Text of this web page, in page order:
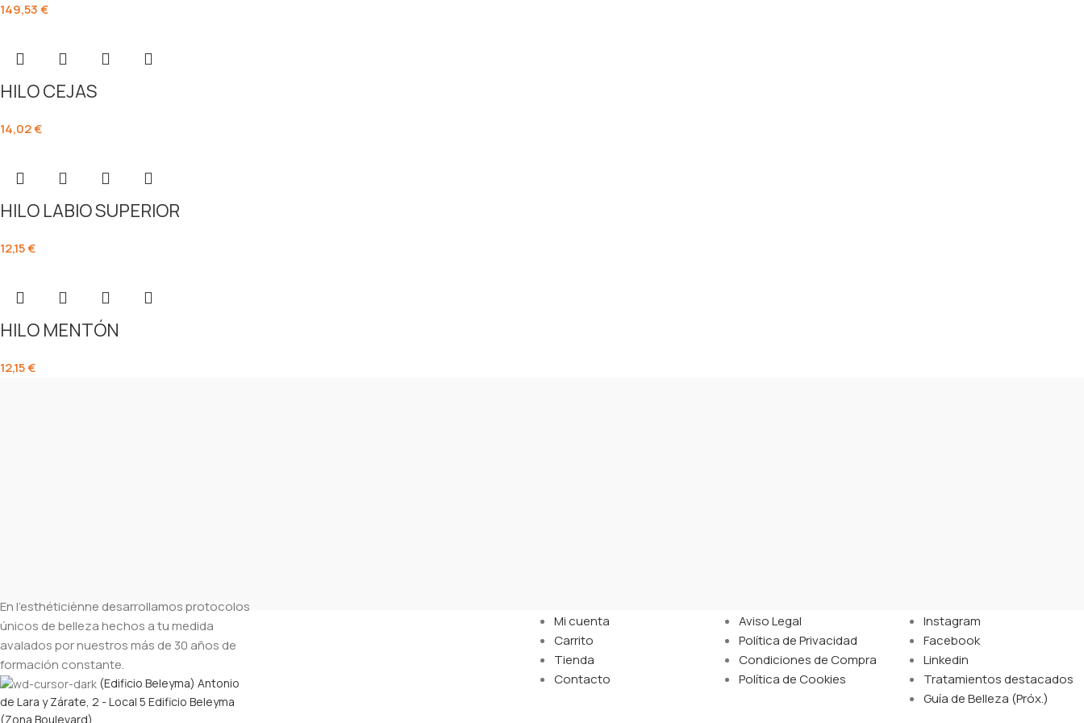
149,53€
HILO CEJAS
14,02€
HILO LABIO SUPERIOR
12,15€
HILO MENTÓN
12,15€
En l’esthéticiènne desarrollamos protocolos
únicos de belleza hechos a tu medida
avalados por nuestros más de 30 años de
formación constante.
(Edificio Beleyma) Antonio
de Lara y Zárate, 2 - Local 5 Edificio Beleyma
(Zona Boulevard)
Mi cuenta
Carrito
Tienda
Contacto
Aviso Legal
Política de Privacidad
Condiciones de Compra
Política de Cookies
Instagram
Facebook
Linkedin
Tratamientos destacados
Guía de Belleza (Próx.)